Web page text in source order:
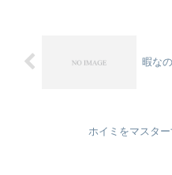
暇な
ホイミをマスタ